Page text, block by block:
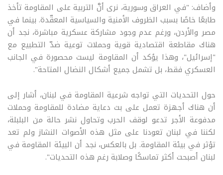
وأضاف: "في العراق وسورية، نرى أنَّ التربية على المقاومة تأخذ
طابعًا خاصًا بسبب الظروف الأمنية والسياسية المعقّدة. بينما في
مصر والأردن، ورغم عدم وجود مشاركة عسكرية مباشرة، نجد أن
هناك مقاطعة اقتصادية قوية وحملات توعية ضدّ التطبيع مع
"إسرائيل"، وهذا يؤكد أن المقاومة ليست محصورة في الجانب
العسكري فقط، بل تشمل جميع أشكال النضال المتاحة".
حول التحديات التي تواجه شرعية المقاومة في لبنان، أشار إلى
أن هناك أجهزة تعمل على بث دعاية مضادة للمقاومة وحملات
مدفوعة الأجر تدعو لوقف الحرب وتحاول نشر حالة من البلبلة،
لكننا في لبنان تعودنا على مثل هذه الأصوات النشاز ولم تعد
تؤثر في بيئة المقاومة. بل بالعكس، نجد أن البيئة المقاومة في
لبنان أصبحت أكثر تماسكًا وصلابة رغم هذه التحديات".